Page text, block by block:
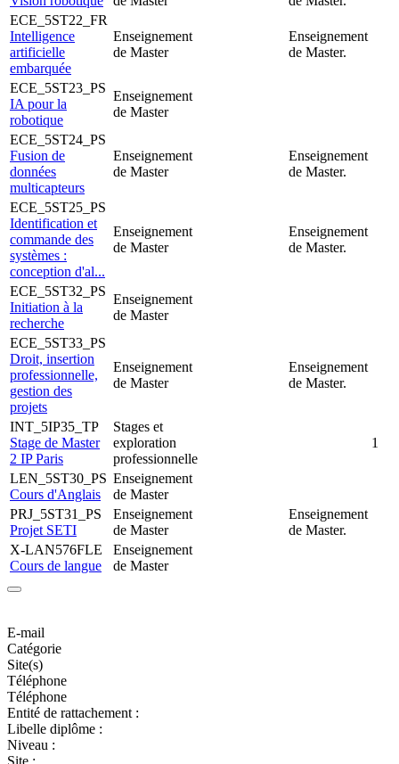
ECE_5ST22_FR
Intelligence
artificielle
embarquée
Enseignement
de Master
Enseignement
de Master.
ECE_5ST23_PS
IA pour la
robotique
Enseignement
de Master
ECE_5ST24_PS
Fusion de
données
multicapteurs
Enseignement
de Master
Enseignement
de Master.
ECE_5ST25_PS
Identification et
commande des
systèmes :
conception d'al...
Enseignement
de Master
Enseignement
de Master.
ECE_5ST32_PS
Initiation à la
recherche
Enseignement
de Master
ECE_5ST33_PS
Droit, insertion
professionnelle,
gestion des
projets
Enseignement
de Master
Enseignement
de Master.
INT_5IP35_TP
Stage de Master
2 IP Paris
Stages et
exploration
professionnelle
1
LEN_5ST30_PS
Cours d'Anglais
Enseignement
de Master
PRJ_5ST31_PS
Projet SETI
Enseignement
de Master
Enseignement
de Master.
X-LAN576FLE
Cours de langue
Enseignement
de Master
E-mail
Catégorie
Site(s)
Téléphone
Téléphone
Entité de rattachement :
Libelle diplôme :
Niveau :